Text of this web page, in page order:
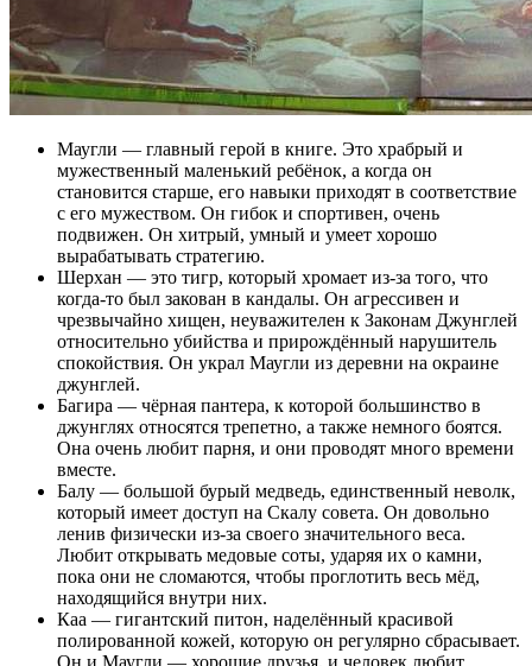
Маугли — главный герой в книге. Это храбрый и
мужественный маленький ребёнок, а когда он
становится старше, его навыки приходят в соответствие
с его мужеством. Он гибок и спортивен, очень
подвижен. Он хитрый, умный и умеет хорошо
вырабатывать стратегию.
Шерхан — это тигр, который хромает из-за того, что
когда-то был закован в кандалы. Он агрессивен и
чрезвычайно хищен, неуважителен к Законам Джунглей
относительно убийства и прирождённый нарушитель
спокойствия. Он украл Маугли из деревни на окраине
джунглей.
Багира — чёрная пантера, к которой большинство в
джунглях относятся трепетно, а также немного боятся.
Она очень любит парня, и они проводят много времени
вместе.
Балу — большой бурый медведь, единственный неволк,
который имеет доступ на Скалу совета. Он довольно
ленив физически из-за своего значительного веса.
Любит открывать медовые соты, ударяя их о камни,
пока они не сломаются, чтобы проглотить весь мёд,
находящийся внутри них.
Каа — гигантский питон, наделённый красивой
полированной кожей, которую он регулярно сбрасывает.